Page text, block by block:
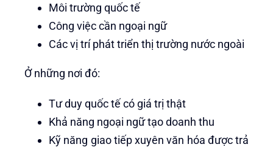
Môi trường quốc tế
Công việc cần ngoại ngữ
Các vị trí phát triển thị trường nước ngoài
Ở những nơi đó:
Tư duy quốc tế có giá trị thật
Khả năng ngoại ngữ tạo doanh thu
Kỹ năng giao tiếp xuyên văn hóa được trả